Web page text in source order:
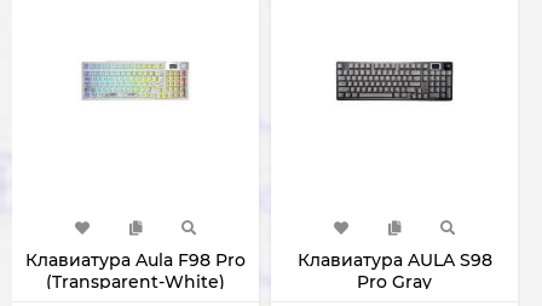
Клавиатура Aula F98 Pro
(Transparent-White)
Клавиатура AULA S98
Pro Gray